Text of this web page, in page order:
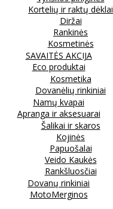
Kortelių ir raktų dėklai
Diržai
Rankinės
Kosmetinės
SAVAITĖS AKCIJA
Eco produktai
Kosmetika
Dovanėlių rinkiniai
Namų kvapai
Apranga ir aksesuarai
Šalikai ir skaros
Kojinės
Papuošalai
Veido Kaukės
Rankšluosčiai
Dovanų rinkiniai
MotoMerginos